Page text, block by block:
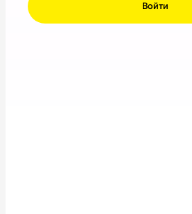
Войти